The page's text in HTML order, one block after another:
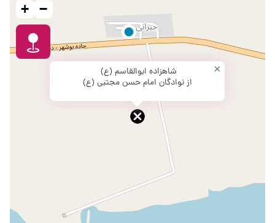
شاهزاده ابوالقاسم (ع)
از نوادگان امام حسن مجتبی (ع)
×
+ −